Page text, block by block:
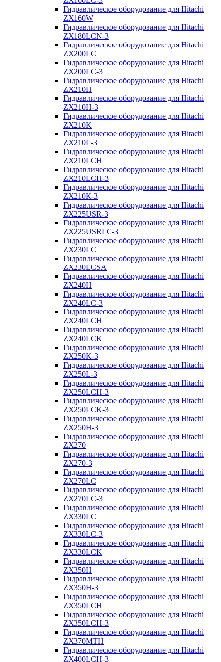
Гидравлическое оборудование для Hitachi
ZX160W
Гидравлическое оборудование для Hitachi
ZX180LCN-3
Гидравлическое оборудование для Hitachi
ZX200LC
Гидравлическое оборудование для Hitachi
ZX200LC-3
Гидравлическое оборудование для Hitachi
ZX210H
Гидравлическое оборудование для Hitachi
ZX210H-3
Гидравлическое оборудование для Hitachi
ZX210K
Гидравлическое оборудование для Hitachi
ZX210L-3
Гидравлическое оборудование для Hitachi
ZX210LCH
Гидравлическое оборудование для Hitachi
ZX210LCH-3
Гидравлическое оборудование для Hitachi
ZX210К-3
Гидравлическое оборудование для Hitachi
ZX225USR-3
Гидравлическое оборудование для Hitachi
ZX225USRLC-3
Гидравлическое оборудование для Hitachi
ZX230LC
Гидравлическое оборудование для Hitachi
ZX230LCSA
Гидравлическое оборудование для Hitachi
ZX240H
Гидравлическое оборудование для Hitachi
ZX240LC-3
Гидравлическое оборудование для Hitachi
ZX240LCH
Гидравлическое оборудование для Hitachi
ZX240LCK
Гидравлическое оборудование для Hitachi
ZX250K-3
Гидравлическое оборудование для Hitachi
ZX250L-3
Гидравлическое оборудование для Hitachi
ZX250LCH-3
Гидравлическое оборудование для Hitachi
ZX250LCK-3
Гидравлическое оборудование для Hitachi
ZX250Н-3
Гидравлическое оборудование для Hitachi
ZX270
Гидравлическое оборудование для Hitachi
ZX270-3
Гидравлическое оборудование для Hitachi
ZX270LC
Гидравлическое оборудование для Hitachi
ZX270LC-3
Гидравлическое оборудование для Hitachi
ZX330LC
Гидравлическое оборудование для Hitachi
ZX330LC-3
Гидравлическое оборудование для Hitachi
ZX330LCK
Гидравлическое оборудование для Hitachi
ZX350H
Гидравлическое оборудование для Hitachi
ZX350H-3
Гидравлическое оборудование для Hitachi
ZX350LCH
Гидравлическое оборудование для Hitachi
ZX350LCH-3
Гидравлическое оборудование для Hitachi
ZX370MTH
Гидравлическое оборудование для Hitachi
ZX400LCH-3